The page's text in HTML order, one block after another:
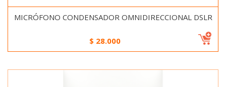
MICRÓFONO CONDENSADOR OMNIDIRECCIONAL DSLR
$ 28.000